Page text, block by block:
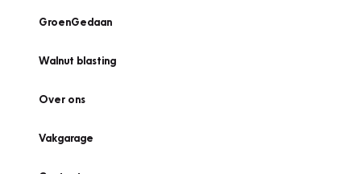
GroenGedaan
Walnut blasting
Over ons
Vakgarage